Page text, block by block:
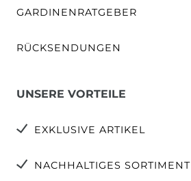
GARDINENRATGEBER
RÜCKSENDUNGEN
UNSERE VORTEILE
EXKLUSIVE ARTIKEL
NACHHALTIGES SORTIMENT